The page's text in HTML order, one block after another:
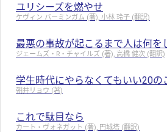
ユリシーズを燃やせ
ケヴィン バーミンガム (著), 小林 玲子 (翻訳)
最悪の事故が起こるまで人は何を
ジェームズ・R・チャイルズ (著), 高橋 健次 (翻訳)
学生時代にやらなくてもいい20の
朝井リョウ (著)
これで駄目なら
カート・ヴォネガット (著), 円城塔 (翻訳)